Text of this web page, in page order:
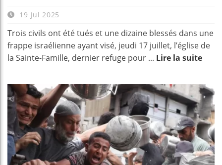
19 Jul 2025
Trois civils ont été tués et une dizaine blessés dans une
frappe israélienne ayant visé, jeudi 17 juillet, l’église de
la Sainte-Famille, dernier refuge pour ... Lire la suite